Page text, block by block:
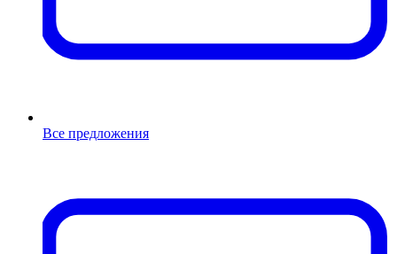
Все предложения